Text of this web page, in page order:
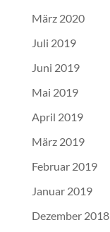
März 2020
Juli 2019
Juni 2019
Mai 2019
April 2019
März 2019
Februar 2019
Januar 2019
Dezember 2018